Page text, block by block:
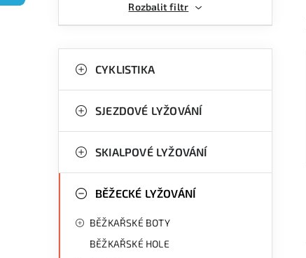
í
p
e
Rozbalit filtr
kategorie
e
o
CYKLISTIKA
SJEZDOVÉ LYŽOVÁNÍ
SKIALPOVÉ LYŽOVÁNÍ
BĚŽECKÉ LYŽOVÁNÍ
BĚŽKAŘSKÉ BOTY
BĚŽKAŘSKÉ HOLE